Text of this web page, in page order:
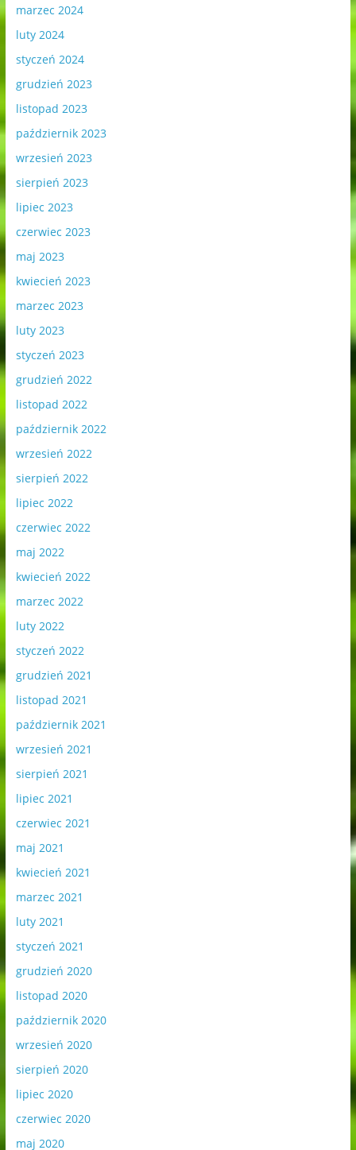
marzec 2024
luty 2024
styczeń 2024
grudzień 2023
listopad 2023
październik 2023
wrzesień 2023
sierpień 2023
lipiec 2023
czerwiec 2023
maj 2023
kwiecień 2023
marzec 2023
luty 2023
styczeń 2023
grudzień 2022
listopad 2022
październik 2022
wrzesień 2022
sierpień 2022
lipiec 2022
czerwiec 2022
maj 2022
kwiecień 2022
marzec 2022
luty 2022
styczeń 2022
grudzień 2021
listopad 2021
październik 2021
wrzesień 2021
sierpień 2021
lipiec 2021
czerwiec 2021
maj 2021
kwiecień 2021
marzec 2021
luty 2021
styczeń 2021
grudzień 2020
listopad 2020
październik 2020
wrzesień 2020
sierpień 2020
lipiec 2020
czerwiec 2020
maj 2020